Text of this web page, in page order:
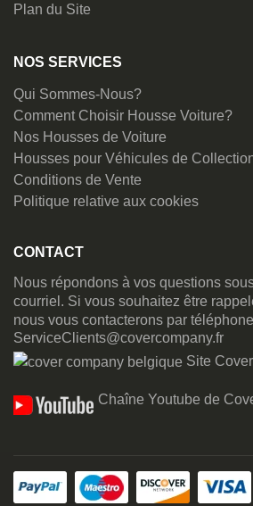
Plan du Site
NOS SERVICES
Qui Sommes-Nous?
Comment Choisir Housse Voiture?
Nos Housses de Voiture
Housses pour Véhicules de
Conditions de Vente
Politique relative aux cookies
CONTACT
Nous répondons à vos questions
courriel. Si vous souhaitez être
nous vous contacterons par
ServiceClients@covercompany.fr
Site
Chaîne Youtube de